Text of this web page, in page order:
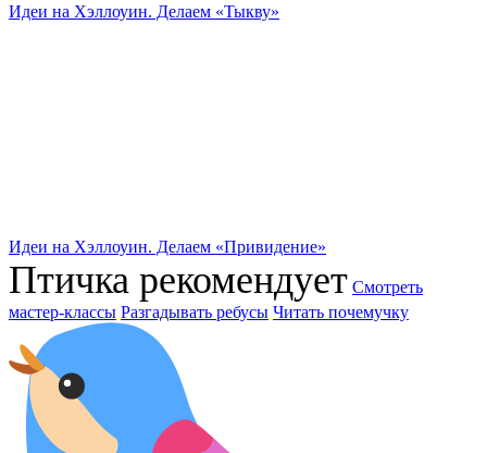
Идеи на Хэллоуин. Делаем «Тыкву»
Идеи на Хэллоуин. Делаем «Привидение»
Птичка рекомендует Смотреть
мастер-классы Разгадывать ребусы Читать почемучку